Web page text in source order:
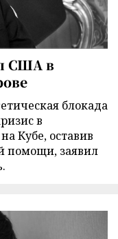
США в
блокада
в
Кубе, оставив
помощи, заявил